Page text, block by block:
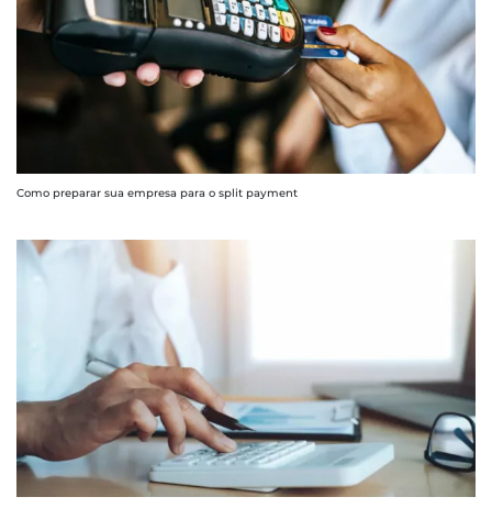
Como preparar sua empresa para o split payment